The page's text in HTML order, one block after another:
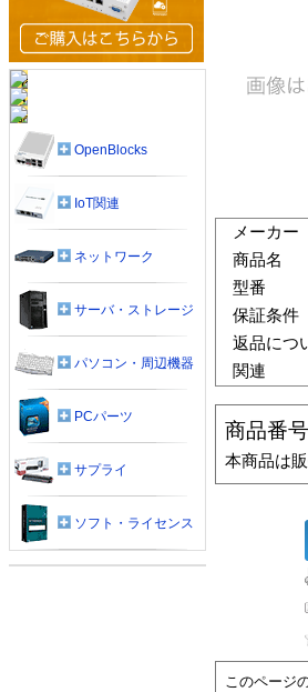
メーカー
商品名
型番
保証条件
返品につ
関連
商品番号
本商品は
このページ
OpenBlocks
IoT関連
ネットワーク
サーバ・ストレージ
パソコン・周辺機器
PCパーツ
サプライ
ソフト・ライセンス